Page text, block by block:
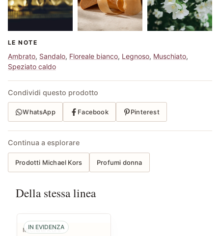
LE NOTE
Ambrato, Sandalo, Floreale bianco, Legnoso, Muschiato,
Speziato caldo
Condividi questo prodotto
WhatsApp Facebook Pinterest
Continua a esplorare
Prodotti Michael Kors Profumi donna
Della stessa linea
IN EVIDENZA
Michael Kors